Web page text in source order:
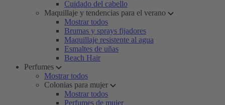
Cuidado del cabello
Maquillaje y tendencias para el verano
Mostrar todos
Brumas y sprays fijadores
Maquillaje resistente al agua
Esmaltes de uñas
Beach Hair
Perfumes
Mostrar todos
Colonias para mujer
Mostrar todos
Perfumes de mujer